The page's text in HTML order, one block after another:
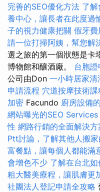
完善的SEO優化方法 了
養中心，讓長者在此度過
子的視力健康把關 假牙
請一位打掃阿姨，幫您解
選之旅的第一個狀態是卡
博物館和釀酒廠。 台胞
公司由Don 一小時居家
申請流程 穴道按摩技術課
加密 Facundo 廚房設備
網站曝光的SEO Services
性 網路行銷的全面解決方
Ptt討論，了解其他人搬
富餐點，讓每個人都能滿
會增色不少 了解在台北
粗大醫美療程，讓肌膚更
社團法人登記申請全攻略